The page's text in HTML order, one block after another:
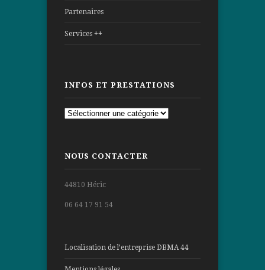
Partenaires
Services ++
INFOS ET PRESTATIONS
Infos
NOUS CONTACTER
44810 Héric
06 64 17 91 54
Localisation de l’entreprise DBMA 44